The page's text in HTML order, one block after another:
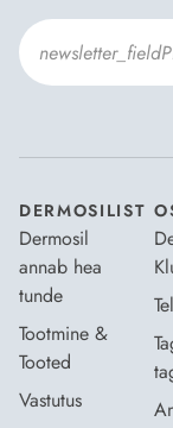
DERMOSILIST
Dermosil
annab hea
tunde
Tootmine &
Tooted
Vastutus